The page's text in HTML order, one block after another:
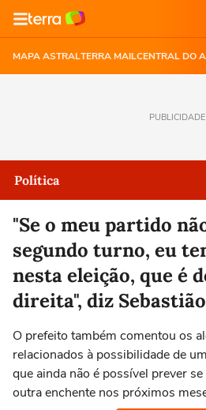
MAPA ASTRALTERRA MAILCENTRAL DO
PUBLICIDADE
Política
"Se o meu partido
segundo turno, eu
nesta eleição, que é
direita", diz
O prefeito também comentou os
relacionados à possibilidade de
que ainda não é possível prever
outra enchente nos próximos